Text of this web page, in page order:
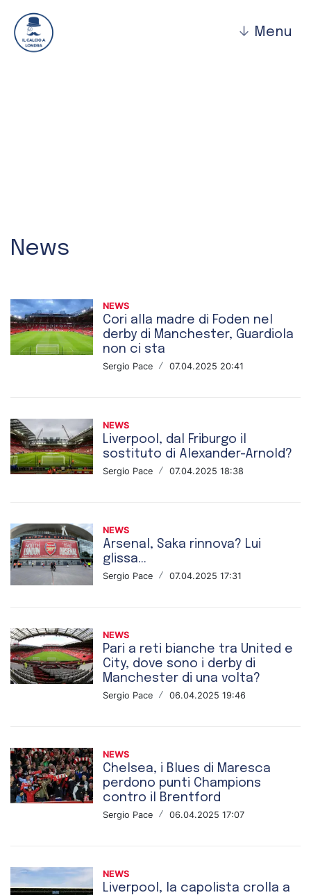
↓ Menu
News
NEWS
Cori alla madre di Foden nel
derby di Manchester, Guardiola
non ci sta
Sergio Pace / 07.04.2025 20:41
NEWS
Liverpool, dal Friburgo il
sostituto di Alexander-Arnold?
Sergio Pace / 07.04.2025 18:38
NEWS
Arsenal, Saka rinnova? Lui
glissa...
Sergio Pace / 07.04.2025 17:31
NEWS
Pari a reti bianche tra United e
City, dove sono i derby di
Manchester di una volta?
Sergio Pace / 06.04.2025 19:46
NEWS
Chelsea, i Blues di Maresca
perdono punti Champions
contro il Brentford
Sergio Pace / 06.04.2025 17:07
NEWS
Liverpool, la capolista crolla a